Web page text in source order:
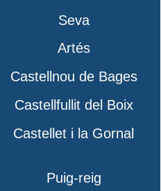
Seva
Artés
Castellnou de Bages
Castellfullit del Boix
Castellet i la Gornal
Puig-reig